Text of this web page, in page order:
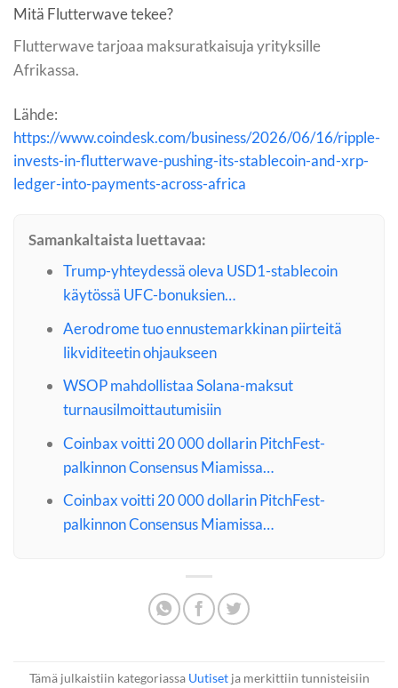
Mitä Flutterwave tekee?
Flutterwave tarjoaa maksuratkaisuja yrityksille
Afrikassa.
Lähde:
https://www.coindesk.com/business/2026/06/16/ripple-
invests-in-flutterwave-pushing-its-stablecoin-and-xrp-
ledger-into-payments-across-africa
Samankaltaista luettavaa:
Trump-yhteydessä oleva USD1-stablecoin
käytössä UFC-bonuksien…
Aerodrome tuo ennustemarkkinan piirteitä
likviditeetin ohjaukseen
WSOP mahdollistaa Solana-maksut
turnausilmoittautumisiin
Coinbax voitti 20 000 dollarin PitchFest-
palkinnon Consensus Miamissa…
Coinbax voitti 20 000 dollarin PitchFest-
palkinnon Consensus Miamissa…
Tämä julkaistiin kategoriassa Uutisetja merkittiin tunnisteisiin